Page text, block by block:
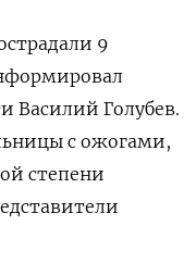
9
Василий Голубев.
с ожогами,
степени